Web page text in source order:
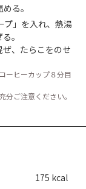
る。
プ」を入れ、熱湯
。
ぜ、たらこをのせ
ーヒーカップ８分目
ご注意ください。
175 kcal